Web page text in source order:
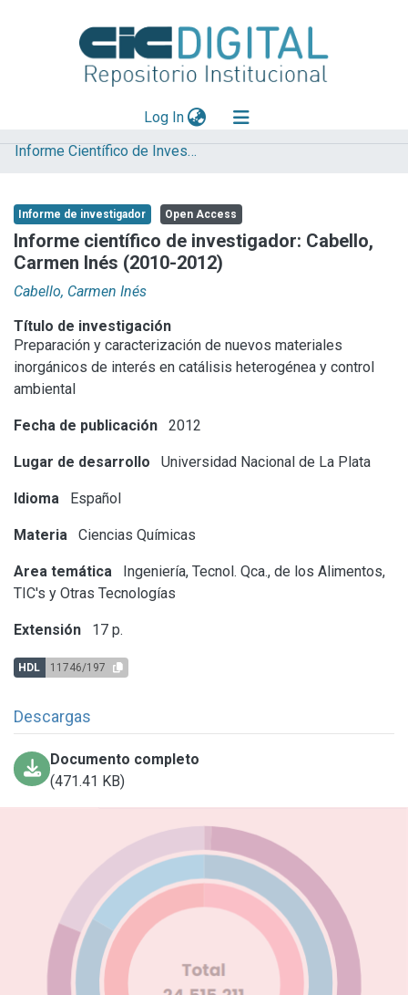
Log In(current)
Explorar
Aportar material
Statistics
Informe Científico de Investigador
Informe de investigador Open Access
Informe científico de investigador: Cabello,
Carmen Inés (2010-2012)
Cabello, Carmen Inés
Título de investigación
Preparación y caracterización de nuevos materiales
inorgánicos de interés en catálisis heterogénea y control
ambiental
Fecha de publicación 2012
Lugar de desarrollo Universidad Nacional de La Plata
Idioma Español
Materia Ciencias Químicas
Area temática
Ingeniería, Tecnol. Qca., de los Alimentos,
TIC's y Otras Tecnologías
Extensión 17 p.
HDL 11746/197
Descargas
Documento completo
(471.41 KB)